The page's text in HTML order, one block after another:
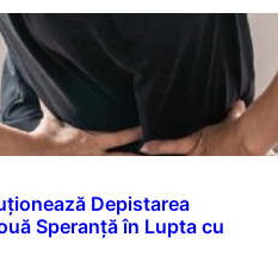
Depistarea
Speranță în Lupta cu